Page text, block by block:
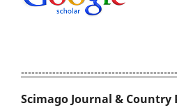
Scimago Journal & Country